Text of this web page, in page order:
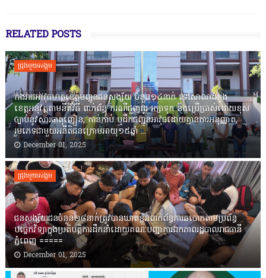
RELATED POSTS
ជ្រុងមួយសង្គម
កងរាជឣាវុធហត្ថខេត្តបញ្ជូនជនសង្ស័យ ចំនួន១៤នាក់ ទៅសាលាដំបូង
ខេត្តឣនុវត្តតាមនីតិវិធី ពាក់ព័ន្ធ ករណីជួញដូរ រក្សាទុក និងប្រើប្រាស់ដោយខុស
ច្បាប់នូវសារធាតុញៀន, កាន់កាប់ ឬដឹកជញ្ជូនអាវុធដោយគ្មានការអនុញ្ញាត,
រួមភេទជាមួយអនីតិជនក្រោមអាយុ១៥ឆ្នាំ ...
December 01, 2025
ជ្រុងមួយសង្គម
ជនសង្ស័យជនចំនួន២៨នាក់ត្រូវបានឃាត់ខ្លួនពាក់ព័ន្ធការឆបោកតាមប្រព័ន្ធ
បច្ចេកវិទ្យាក្នុងប្រតិបត្តិការដឹកនាំដោយគណៈបញ្ជាការឯកភាពរដ្ឋបាលរាជធានី
ភ្នំពេញ ‎=====
December 01, 2025